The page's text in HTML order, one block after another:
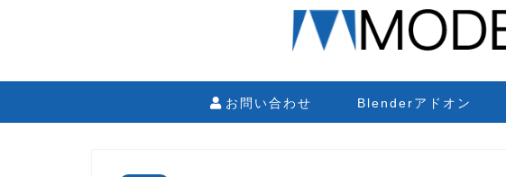
お問い合わせ Blenderアドオン